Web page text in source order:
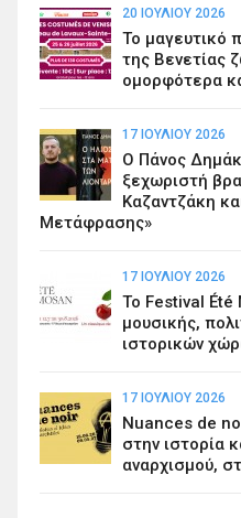
20 ΙΟΥΛΊΟΥ 2026
Το μαγευτικό
της Βενετίας
ομορφότερα
17 ΙΟΥΛΊΟΥ 2026
Ο Πάνος
ξεχωριστή
Καζαντζάκη
Μετάφρασης»
17 ΙΟΥΛΊΟΥ 2026
Το Festival Été
μουσικής,
ιστορικών
17 ΙΟΥΛΊΟΥ 2026
Nuances de
στην ιστορία
αναρχισμού,